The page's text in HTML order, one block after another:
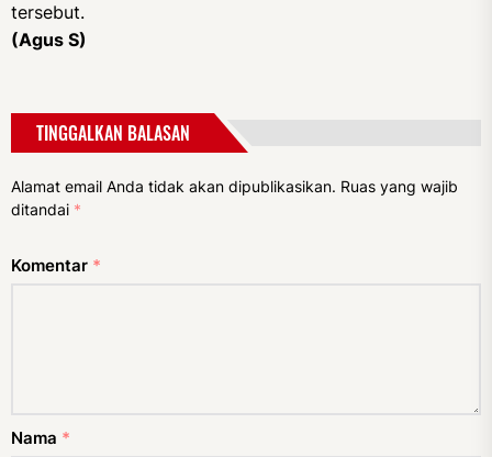
tersebut.
(Agus S)
TINGGALKAN BALASAN
Alamat email Anda tidak akan dipublikasikan. Ruas yang wajib
ditandai *
Komentar *
Nama *